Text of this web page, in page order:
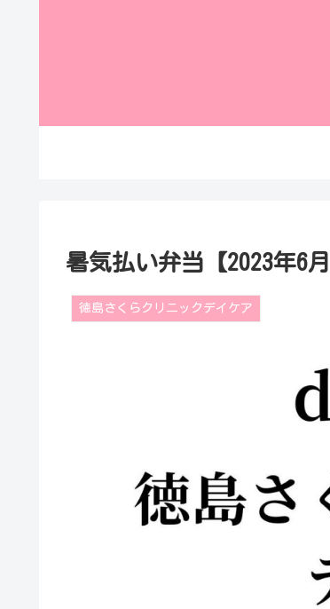
暑気払い弁当【2023年6月
徳島さくらクリニックデイケア